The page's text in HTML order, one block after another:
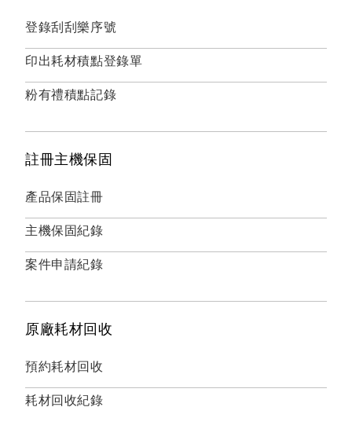
登錄刮刮樂序號
印出耗材積點登錄單
粉有禮積點記錄
註冊主機保固
產品保固註冊
主機保固紀錄
案件申請紀錄
原廠耗材回收
預約耗材回收
耗材回收紀錄